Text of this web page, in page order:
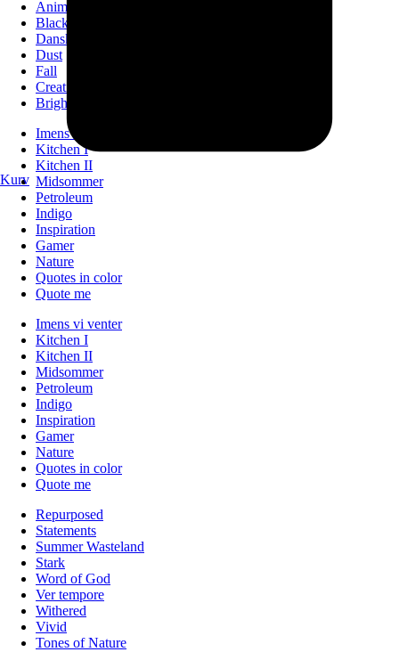
Kurv
Animals
Black
Danske byer
Dust
Fall
Creation
Bright
Imens vi venter
Kitchen I
Kitchen II
Midsommer
Petroleum
Indigo
Inspiration
Gamer
Nature
Quotes in color
Quote me
Imens vi venter
Kitchen I
Kitchen II
Midsommer
Petroleum
Indigo
Inspiration
Gamer
Nature
Quotes in color
Quote me
Repurposed
Statements
Summer Wasteland
Stark
Word of God
Ver tempore
Withered
Vivid
Tones of Nature